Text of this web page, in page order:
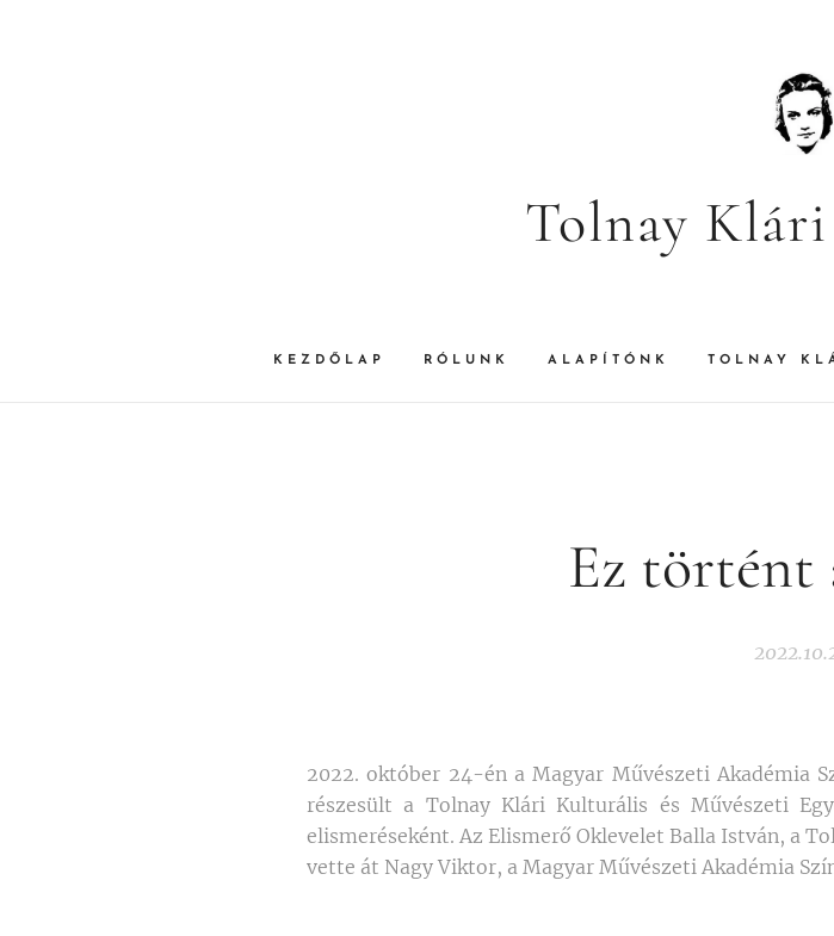
Tolnay
KEZDŐLAP RÓLUNK ALAPÍTÓNK TOLNAY
Ez történt
2022. október 24-én a Magyar Művészeti Akadémia
részesült a Tolnay Klári Kulturális és Művészeti
elismeréseként. Az Elismerő Oklevelet Balla István, a
vette át Nagy Viktor, a Magyar Művészeti Akadémia